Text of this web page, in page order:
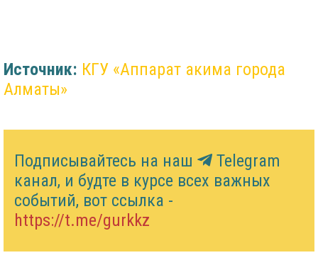
Источник: КГУ «Аппарат акима города
Алматы»
Подписывайтесь на наш
Telegram
канал, и будте в курсе всех важных
событий, вот ссылка -
https://t.me/gurkkz